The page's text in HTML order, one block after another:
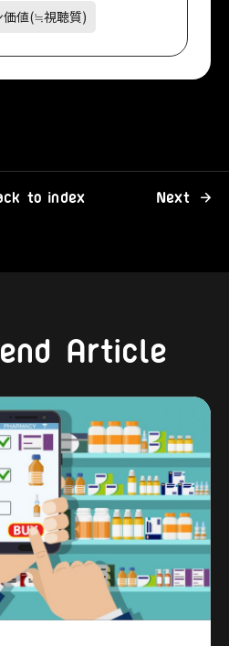
価値(≒視聴質)
to index Next
Article